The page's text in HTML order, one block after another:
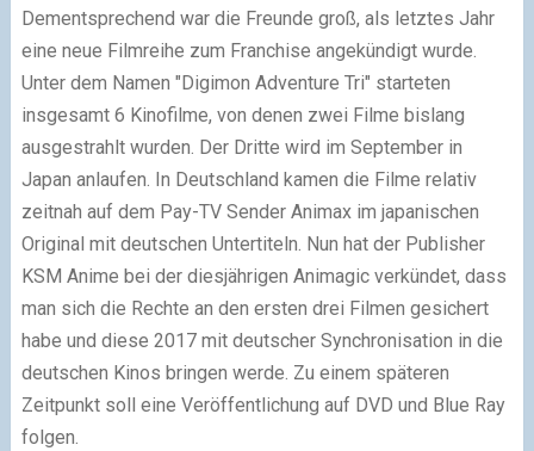
Dementsprechend war die Freunde groß, als letztes Jahr
eine neue Filmreihe zum Franchise angekündigt wurde.
Unter dem Namen "Digimon Adventure Tri" starteten
insgesamt 6 Kinofilme, von denen zwei Filme bislang
ausgestrahlt wurden. Der Dritte wird im September in
Japan anlaufen. In Deutschland kamen die Filme relativ
zeitnah auf dem Pay-TV Sender Animax im japanischen
Original mit deutschen Untertiteln. Nun hat der Publisher
KSM Anime bei der diesjährigen Animagic verkündet, dass
man sich die Rechte an den ersten drei Filmen gesichert
habe und diese 2017 mit deutscher Synchronisation in die
deutschen Kinos bringen werde. Zu einem späteren
Zeitpunkt soll eine Veröffentlichung auf DVD und Blue Ray
folgen.